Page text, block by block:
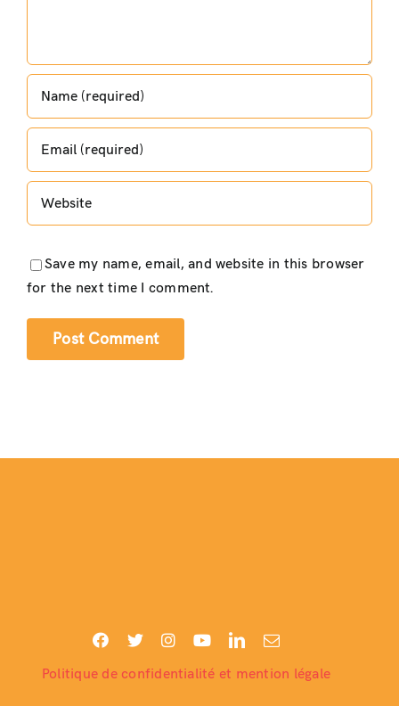
Save my name, email, and website in this browser
for the next time I comment.
Politique de confidentialité et mention légale